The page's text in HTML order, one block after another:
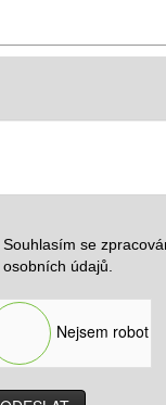
Souhlasím se
osobních údajů.
Nejsem robot